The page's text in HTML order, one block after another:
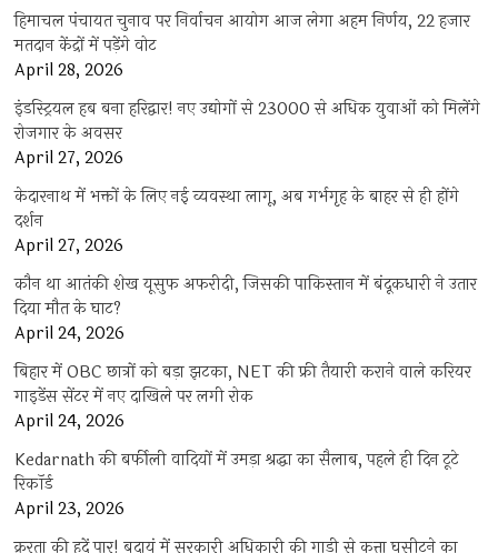
हिमाचल पंचायत चुनाव पर निर्वाचन आयोग आज लेगा अहम निर्णय, 22 हजार
मतदान केंद्रों में पड़ेंगे वोट
April 28, 2026
इंडस्ट्रियल हब बना हरिद्वार! नए उद्योगों से 23000 से अधिक युवाओं को मिलेंगे
रोजगार के अवसर
April 27, 2026
केदारनाथ में भक्तों के लिए नई व्यवस्था लागू, अब गर्भगृह के बाहर से ही होंगे
दर्शन
April 27, 2026
कौन था आतंकी शेख यूसुफ अफरीदी, जिसकी पाकिस्तान में बंदूकधारी ने उतार
दिया मौत के घाट?
April 24, 2026
बिहार में OBC छात्रों को बड़ा झटका, NET की फ्री तैयारी कराने वाले करियर
गाइडेंस सेंटर में नए दाखिले पर लगी रोक
April 24, 2026
Kedarnath की बर्फीली वादियों में उमड़ा श्रद्धा का सैलाब, पहले ही दिन टूटे
रिकॉर्ड
April 23, 2026